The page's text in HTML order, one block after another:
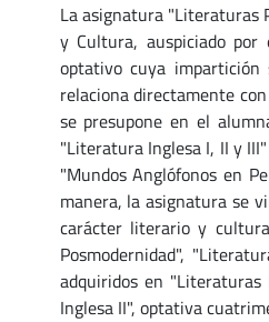
La asignatura "Literaturas
y Cultura, auspiciado
optativo cuya
relaciona directamente
se presupone en el
"Literatura Inglesa I, II y
"Mundos Anglófonos en
manera, la asignatura se
carácter literario y
Posmodernidad",
adquiridos en "Literaturas
Inglesa II", optativa